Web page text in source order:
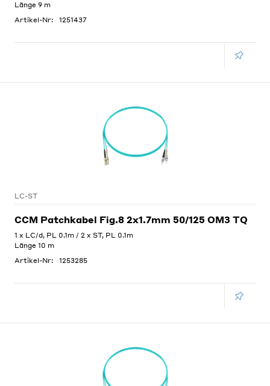
Länge 9 m
Artikel-Nr:
1251437
LC-ST
CCM Patchkabel Fig.8 2x1.7mm 50/125 OM3 TQ
1 x LC/d, PL 0.1m / 2 x ST, PL 0.1m
Länge 10 m
Artikel-Nr:
1253285